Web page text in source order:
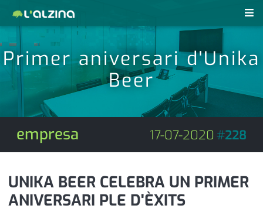
últimes notícies
agenda
empresa
revistes pdf
anunciants
subscripció
contacte
Primer aniversari d'Unika
Beer
empresa 17-07-2020 #228
UNIKA BEER CELEBRA UN PRIMER
ANIVERSARI PLE D'ÈXITS